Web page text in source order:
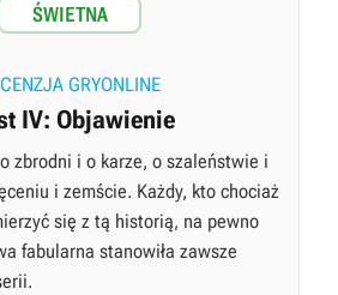
ŚWIETNA
GRYONLINE
IV: Objawienie
zbrodni i o karze, o szaleństwie i
i zemście. Każdy, kto chociaż
się z tą historią, na pewno
fabularna stanowiła zawsze